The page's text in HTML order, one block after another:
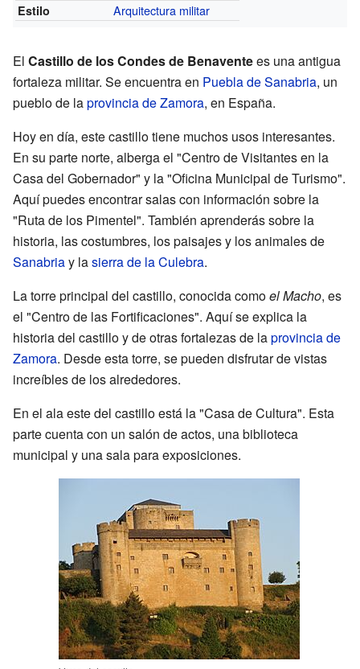
Estilo Arquitectura militar
El Castillo de los Condes de Benaventees una antigua
fortaleza militar. Se encuentra en Puebla de Sanabria, un
pueblo de laprovincia de Zamora, en España.
Hoy en día, este castillo tiene muchos usos interesantes.
En su parte norte, alberga el "Centro de Visitantes en la
Casa del Gobernador" y la "Oficina Municipal de Turismo".
Aquí puedes encontrar salas con información sobre la
"Ruta de los Pimentel". También aprenderás sobre la
historia, las costumbres, los paisajes y los animales de
Sanabriay lasierra de la Culebra.
La torre principal del castillo, conocida comoel Macho, es
el "Centro de las Fortificaciones". Aquí se explica la
historia del castillo y de otras fortalezas de laprovincia de
Zamora. Desde esta torre, se pueden disfrutar de vistas
increíbles de los alrededores.
En el ala este del castillo está la "Casa de Cultura". Esta
parte cuenta con un salón de actos, una biblioteca
municipal y una sala para exposiciones.